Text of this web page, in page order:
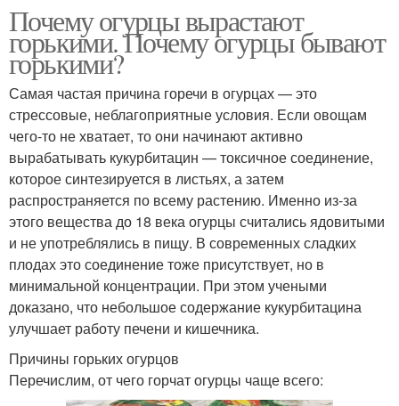
Почему огурцы вырастают
горькими. Почему огурцы бывают
горькими?
Самая частая причина горечи в огурцах — это
стрессовые, неблагоприятные условия. Если овощам
чего-то не хватает, то они начинают активно
вырабатывать кукурбитацин — токсичное соединение,
которое синтезируется в листьях, а затем
распространяется по всему растению. Именно из-за
этого вещества до 18 века огурцы считались ядовитыми
и не употреблялись в пищу. В современных сладких
плодах это соединение тоже присутствует, но в
минимальной концентрации. При этом учеными
доказано, что небольшое содержание кукурбитацина
улучшает работу печени и кишечника.
Причины горьких огурцов
Перечислим, от чего горчат огурцы чаще всего: